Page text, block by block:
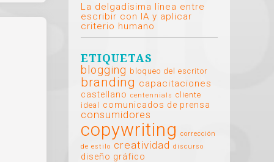
La delgadísima línea entre
escribir con IA y aplicar
criterio humano
ETIQUETAS
blogging bloqueo del escritor
branding capacitaciones
castellano centennials cliente
ideal
comunicados de prensa
consumidores
copywriting
corrección
de estilo creatividad discurso
diseño gráfico